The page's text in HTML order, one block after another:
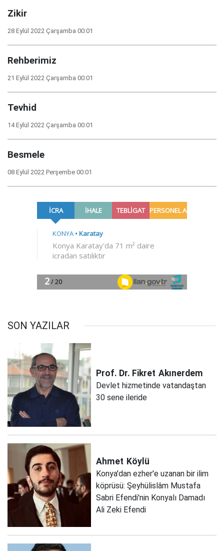
Zikir
28 Eylül 2022 Çarşamba 00:01
Rehberimiz
21 Eylül 2022 Çarşamba 00:01
Tevhid
14 Eylül 2022 Çarşamba 00:01
Besmele
08 Eylül 2022 Perşembe 00:01
SON YAZILAR
Prof. Dr. Fikret Akınerdem
Devlet hizmetinde vatandaştan
30 sene ileride
Ahmet Köylü
Konya'dan ezher'e uzanan bir ilim
köprüsü: Şeyhülislâm Mustafa
Sabri Efendi'nin Konyalı Damadı
Ali Zeki Efendi